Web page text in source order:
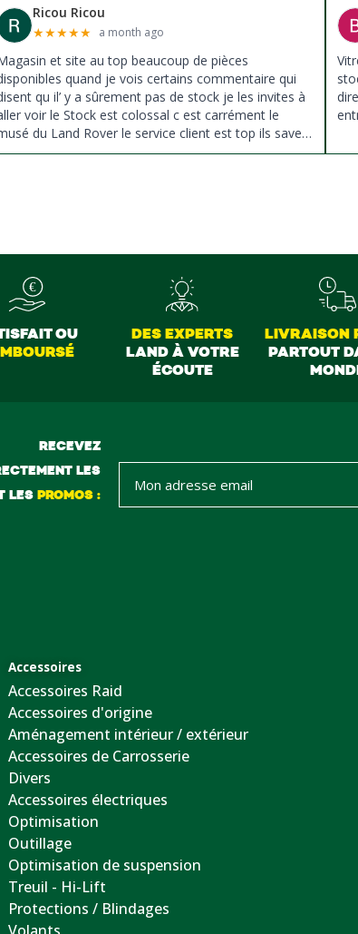
Ricou Ricou
★★★★★ a month ago
et site au top beaucoup de pièces
quand je vois certains commentaire qui
qu il’ y a sûrement pas de stock je les invites à
voir le Stock est colossal c est carrément le
du Land Rover le service client est top ils savent
des conseils et ne pousse pas à la vente ils
OU
DES EXPERTS
LAND À VOTRE
ÉCOUTE
LIVRAISON
PARTOUT
RECEVEZ
LES
LES PROMOS :
Accessoires
Accessoires Raid
Accessoires d'origine
Aménagement intérieur / extérieur
Accessoires de Carrosserie
Divers
Accessoires électriques
Optimisation
Outillage
Optimisation de suspension
Treuil - Hi-Lift
Protections / Blindages